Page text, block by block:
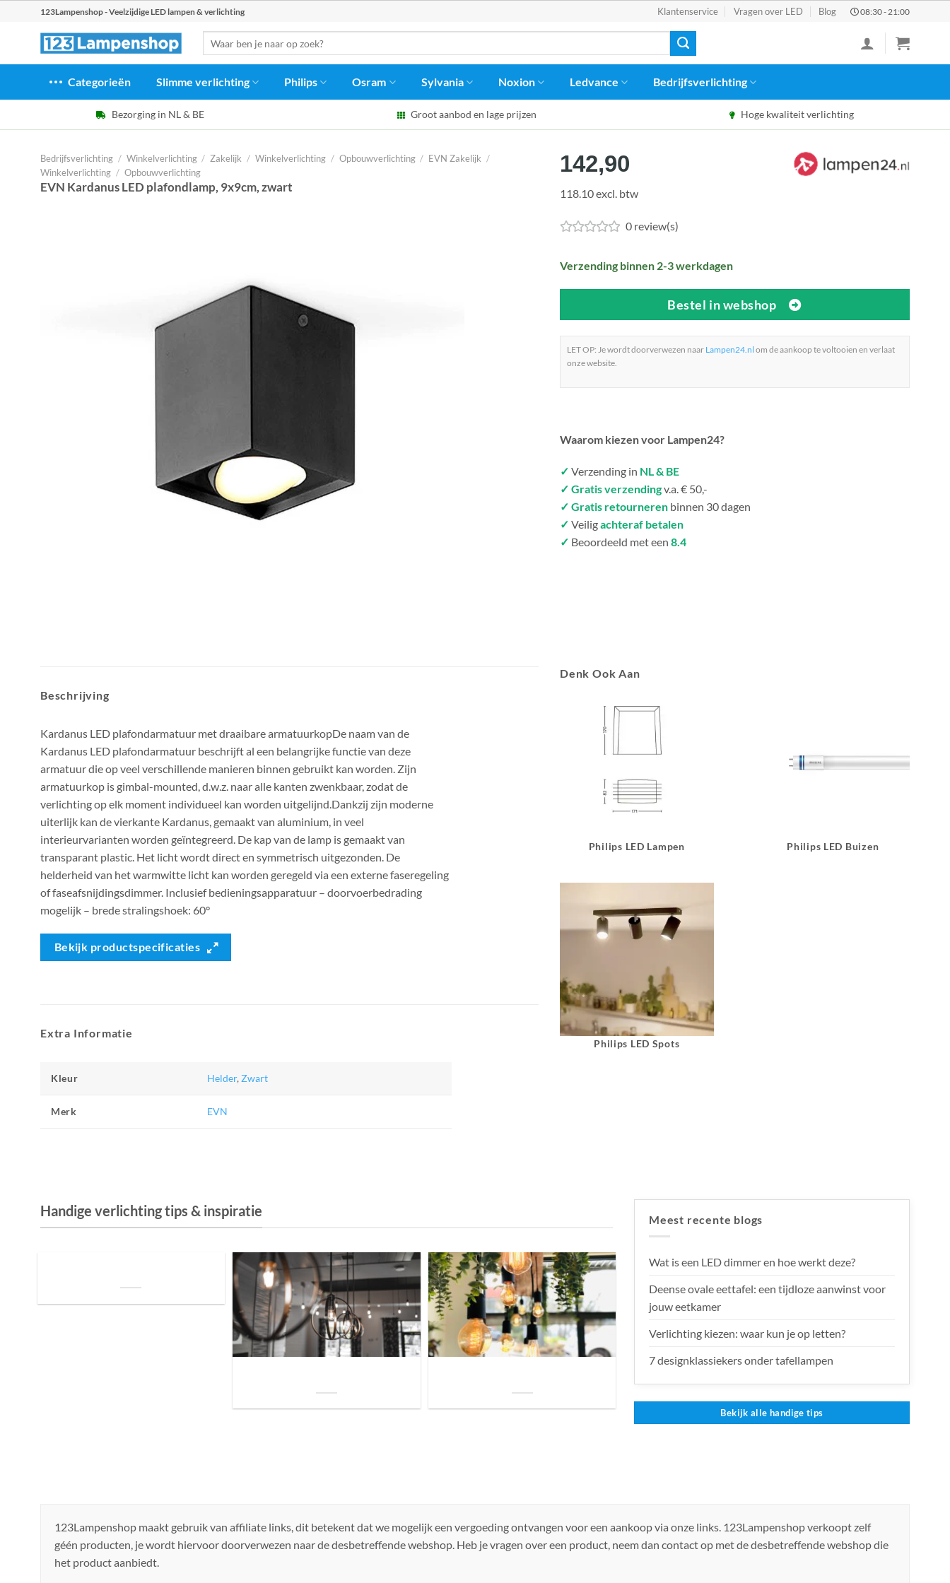
123Lampenshop - Veelzijdige LED lampen & verlichting Klantenservice Vragen over LED Blog 08:30 - 21:00
naar:
Categorieën Slimme verlichting Philips Osram Sylvania Noxion Ledvance Bedrijfsverlichting
Bezorging in NL & BE Groot aanbod en lage prijzen Hoge kwaliteit verlichting
Bedrijfsverlichting / Winkelverlichting / Zakelijk / Winkelverlichting / Opbouwverlichting / EVN Zakelijk /
Winkelverlichting / Opbouwverlichting
EVN Kardanus LED plafondlamp, 9x9cm, zwart
142,90
118.10 excl. btw
0 review(s)
Verzending binnen 2-3 werkdagen
Bestel in webshop
LET OP: Je wordt doorverwezen naar Lampen24.nl om de aankoop te voltooien en verlaat
onze website.
Waarom kiezen voor Lampen24?
✓ Verzending in NL & BE
✓ Gratis verzendingv.a. € 50,-
✓ Gratis retourneren binnen 30 dagen
✓ Veiligachteraf betalen
✓ Beoordeeld met een 8.4
Beschrijving
Kardanus LED plafondarmatuur met draaibare armatuurkopDe naam van de
Kardanus LED plafondarmatuur beschrijft al een belangrijke functie van deze
armatuur die op veel verschillende manieren binnen gebruikt kan worden. Zijn
armatuurkop is gimbal-mounted, d.w.z. naar alle kanten zwenkbaar, zodat de
verlichting op elk moment individueel kan worden uitgelijnd.Dankzij zijn moderne
uiterlijk kan de vierkante Kardanus, gemaakt van aluminium, in veel
interieurvarianten worden geïntegreerd. De kap van de lamp is gemaakt van
transparant plastic. Het licht wordt direct en symmetrisch uitgezonden. De
helderheid van het warmwitte licht kan worden geregeld via een externe faseregeling
of faseafsnijdingsdimmer. Inclusief bedieningsapparatuur – doorvoerbedrading
mogelijk – brede stralingshoek: 60°
Bekijk productspecificaties
Extra Informatie
Kleur Helder, Zwart
Merk EVN
Denk Ook Aan
Philips LED Lampen Philips LED Buizen
Philips LED Spots
Handige verlichting tips & inspiratie
Meest recente blogs
Wat is een LED dimmer en hoe werkt deze?
Deense ovale eettafel: een tijdloze aanwinst voor
jouw eetkamer
Verlichting kiezen: waar kun je op letten?
7 designklassiekers onder tafellampen
Bekijk alle handige tips
123Lampenshop maakt gebruik van affiliate links, dit betekent dat we mogelijk een vergoeding ontvangen voor een aankoop via onze links. 123Lampenshop verkoopt zelf
géén producten, je wordt hiervoor doorverwezen naar de desbetreffende webshop. Heb je vragen over een product, neem dan contact op met de desbetreffende webshop die
het product aanbiedt.